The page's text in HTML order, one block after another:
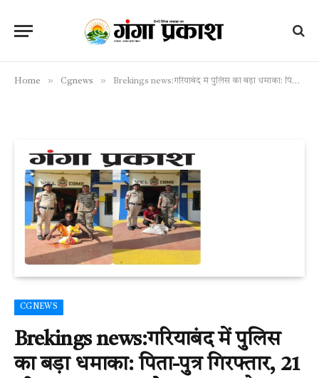
Home » Cgnews » Brekings news:गरियाबंद में पुलिस का बड़ा धमाका: पिता-पुत्र गिरफ्तार, 21 लीटर ‘डबल लाल घोड़ा छाप’ अवैध महुआ शराब बरामद!
CGNEWS
Brekings news:गरियाबंद में पुलिस
का बड़ा धमाका: पिता-पुत्र गिरफ्तार, 21